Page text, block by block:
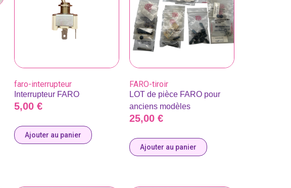
faro-interrupteur
Interrupteur FARO
5,00 €
Ajouter au panier
FARO-tiroir
LOT de pièce FARO pour
anciens modèles
25,00 €
Ajouter au panier